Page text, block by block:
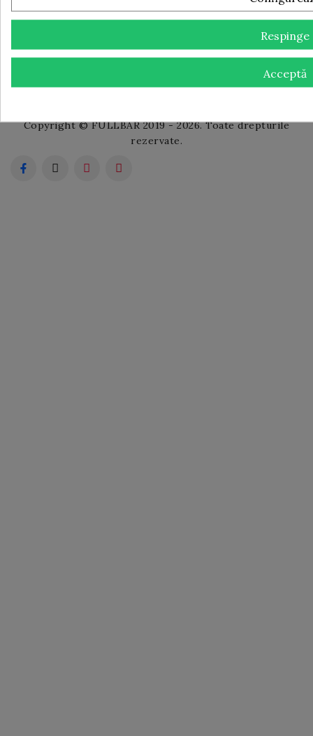
Bd. Antenei nr. 4, Centrul Comercial Euro 2, stand C11,
Timișoara, jud Timiș
Copyright © FULLBAR 2019 - 2026. Toate drepturile
rezervate.
Respinge
Acceptă